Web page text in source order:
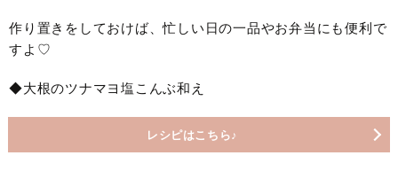
作り置きをしておけば、忙しい日の一品やお弁当にも便利で
すよ♡
◆大根のツナマヨ塩こんぶ和え
レシピはこちら♪